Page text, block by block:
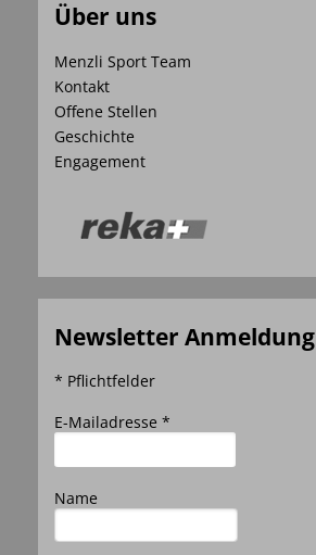
Über uns
Menzli Sport Team
Kontakt
Offene Stellen
Geschichte
Engagement
Newsletter Anmeldung
* Pflichtfelder
E-Mailadresse *
Name